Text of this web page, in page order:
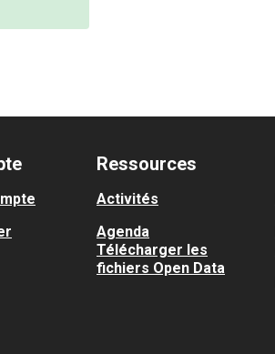
Ressources
Activités
Agenda
Télécharger les
fichiers Open Data